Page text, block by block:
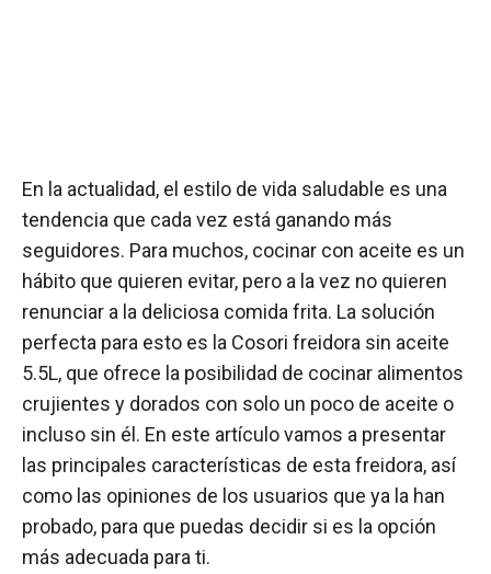
En la actualidad, el estilo de vida saludable es una
tendencia que cada vez está ganando más
seguidores. Para muchos, cocinar con aceite es un
hábito que quieren evitar, pero a la vez no quieren
renunciar a la deliciosa comida frita. La solución
perfecta para esto es la Cosori freidora sin aceite
5.5L, que ofrece la posibilidad de cocinar alimentos
crujientes y dorados con solo un poco de aceite o
incluso sin él. En este artículo vamos a presentar
las principales características de esta freidora, así
como las opiniones de los usuarios que ya la han
probado, para que puedas decidir si es la opción
más adecuada para ti.